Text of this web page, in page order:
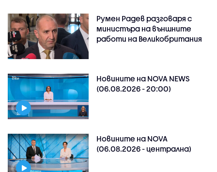
Румен Радев разговаря с
министъра на външните
работи на Великобритания
Новините на NOVA NEWS
(06.08.2026 - 20:00)
Новините на NOVA
(06.08.2026 - централна)